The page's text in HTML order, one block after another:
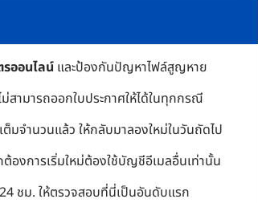
ออนไลน์ และป้องกันปัญหาไฟล์สูญหาย
สามารถออกใบประกาศให้ได้ในทุกกรณี
ต็มจำนวนแล้ว ให้กลับมาลองใหม่ในวันถัดไป
องการเริ่มใหม่ต้องใช้บัญชีอีเมลอื่นเท่านั้น
ชม. ให้ตรวจสอบที่นี่เป็นอันดับแรก